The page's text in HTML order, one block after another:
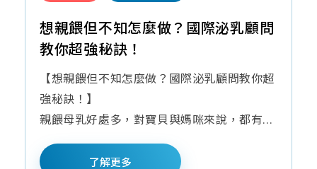
想親餵但不知怎麼做？國際泌乳顧問
教你超強秘訣！
【想親餵但不知怎麼做？國際泌乳顧問教你超
強秘訣！】
親餵母乳好處多，對寶貝與媽咪來說，都有...
了解更多